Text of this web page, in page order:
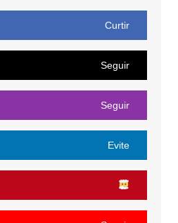
Curtir
Seguir
Seguir
Evite